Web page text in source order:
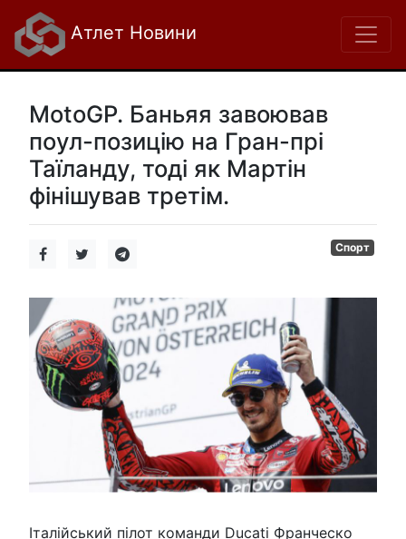
Атлет Новини
MotoGP. Баньяя завоював
поул-позицію на Гран-прі
Таїланду, тоді як Мартін
фінішував третім.
Спорт
Італійський пілот команди Ducati Франческо